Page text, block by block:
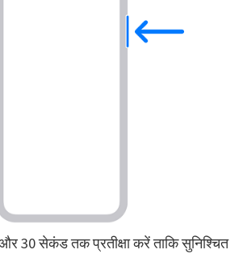
30 सेकंड तक प्रतीक्षा करें ताकि सुनिश्चित